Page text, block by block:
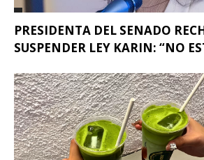
PRESIDENTA DEL SENADO
SUSPENDER LEY KARIN: “NO